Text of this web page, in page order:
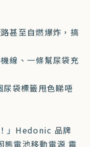
甚至自燃爆炸，搞
線、一條幫尿袋充
袋標籤甩色睇唔
」Hedonic 品牌
電池移動電源 震